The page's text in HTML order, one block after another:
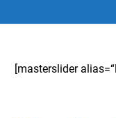
[masterslider